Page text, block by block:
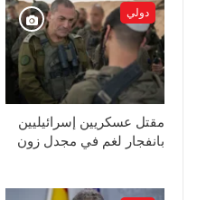
دولي
مقتل عسكريين إسرائيليين
بانفجار لغم في مجدل زون